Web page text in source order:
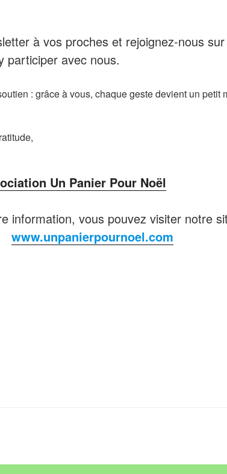
à vos proches et rejoignez-nous sur
participer avec nous.
: grâce à vous, chaque geste devient un petit
Un Panier Pour Noël
information, vous pouvez visiter notre
www.unpanierpournoel.com